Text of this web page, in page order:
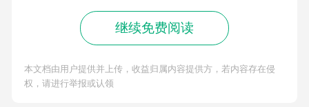
继续免费阅读
本文档由用户提供并上传，收益归属内容提供方，若内容存在侵
权，请进行举报或认领